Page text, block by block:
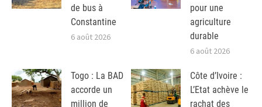
de bus à
Constantine
6 août 2026
pour une
agriculture
durable
6 août 2026
Togo : La BAD
accorde un
million de
Côte d’Ivoire :
L’Etat achève le
rachat des